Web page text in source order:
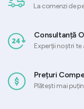
La comenzi de
Consultanță
Experții noștri
Prețuri
Plătești mai